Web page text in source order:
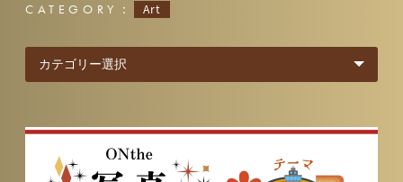
CATEGORY： Art